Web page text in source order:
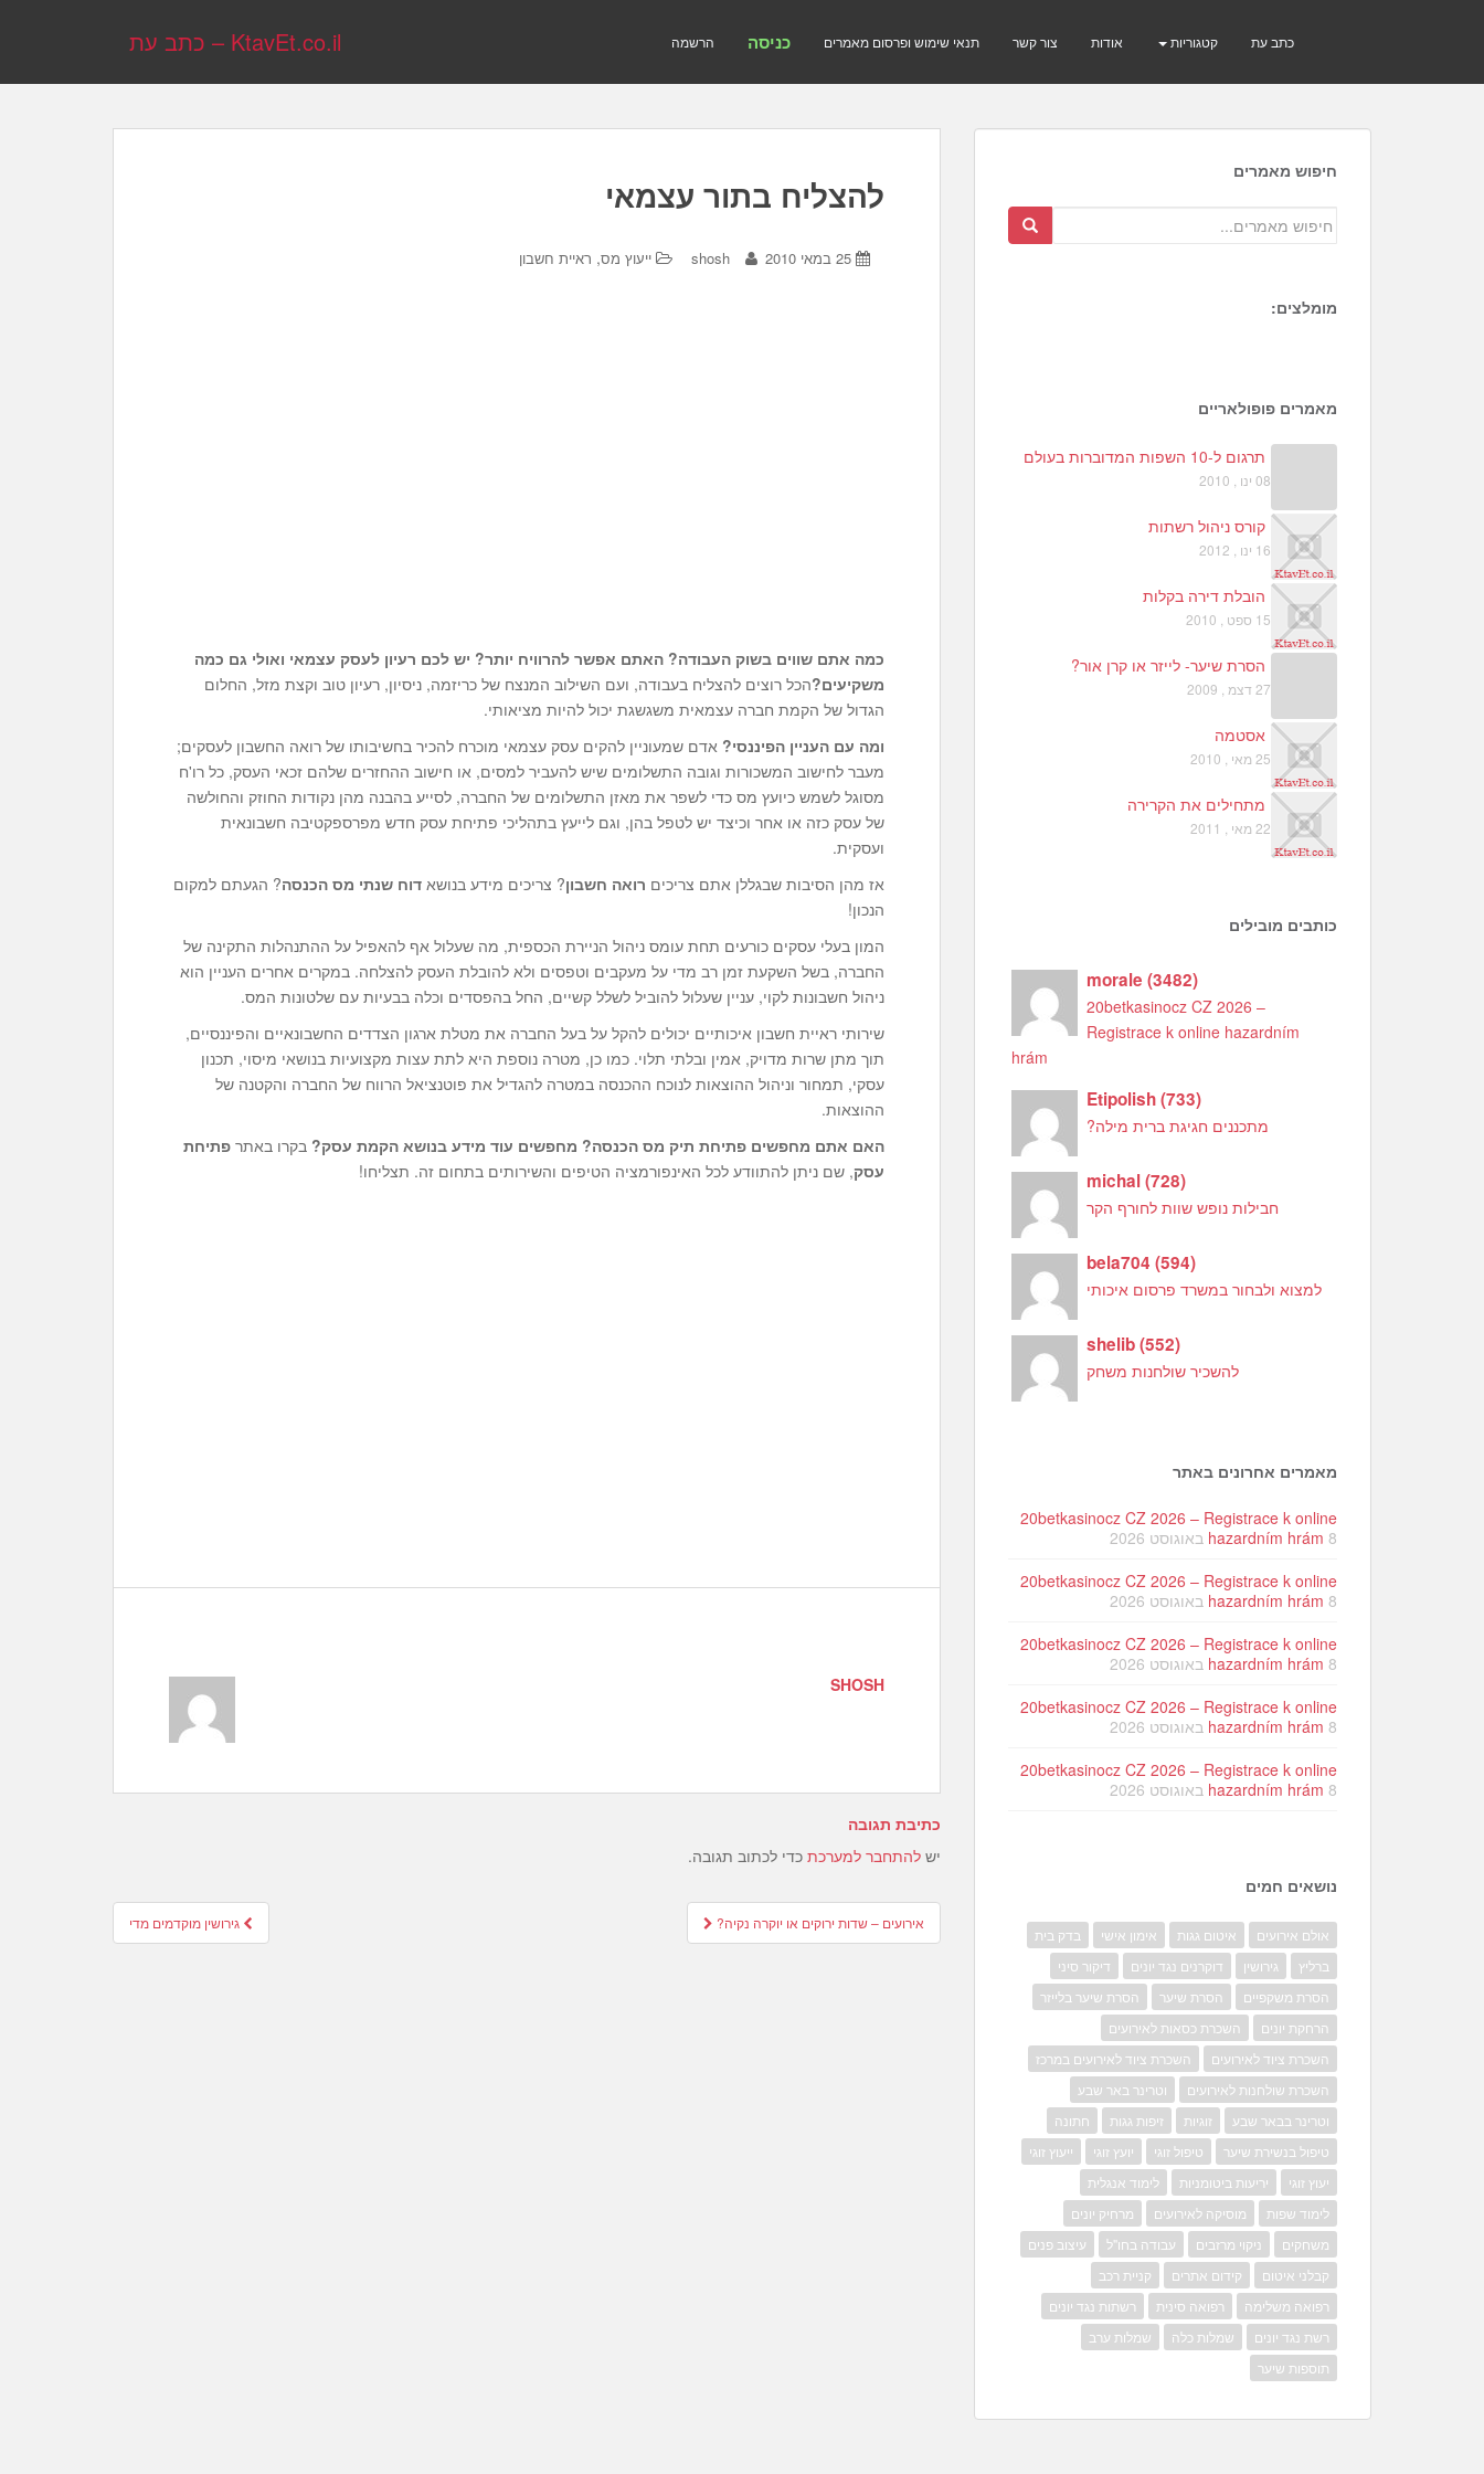
KtavEt.co.il – כתב עת הרשמה כניסה תנאי שימוש ופרסום מאמרים צור קשר אודות קטגוריות כתב עת
להצליח בתור עצמאי
25 במאי 2010 shosh ייעוץ מס, ראיית חשבון
כמה אתם שווים בשוק העבודה? האתם אפשר להרוויח יותר? יש לכם רעיון לעסק עצמאי ואולי גם כמה
משקיעים?הכל רוצים להצליח בעבודה, ועם השילוב המנצח של כריזמה, ניסיון, רעיון טוב וקצת מזל, החלום
הגדול של הקמת חברה עצמאית משגשגת יכול להיות מציאותי.
ומה עם העניין הפיננסי? אדם שמעוניין להקים עסק עצמאי מוכרח להכיר בחשיבותו של רואה החשבון לעסקים;
מעבר לחישוב המשכורות וגובה התשלומים שיש להעביר למסים, או חישוב ההחזרים שלהם זכאי העסק, כל רו'ח
מסוגל לשמש כיועץ מס כדי לשפר את מאזן התשלומים של החברה, לסייע בהבנה מהן נקודות החוזק והחולשה
של עסק כזה או אחר וכיצד יש לטפל בהן, וגם לייעץ בתהליכי פתיחת עסק חדש מפרספקטיבה חשבונאית
ועסקית.
אז מהן הסיבות שבגללן אתם צריכים רואה חשבון? צריכים מידע בנושא דוח שנתי מס הכנסה? הגעתם למקום
הנכון!
המון בעלי עסקים כורעים תחת עומס ניהול הניירת הכספית, מה שעלול אף להאפיל על ההתנהלות התקינה של
החברה, בשל השקעת זמן רב מדי על מעקבים וטפסים ולא להובלת העסק להצלחה. במקרים אחרים העניין הוא
ניהול חשבונות לקוי, עניין שעלול להוביל לשלל קשיים, החל בהפסדים וכלה בבעיות עם שלטונות המס.
שירותי ראיית חשבון איכותיים יכולים להקל על בעל החברה את מטלת ארגון הצדדים החשבונאיים והפיננסיים,
תוך מתן שרות מדויק, אמין ובלתי תלוי. כמו כן, מטרה נוספת היא לתת עצות מקצועיות בנושאי מיסוי, תכנון
עסקי, תמחור וניהול ההוצאות לנוכח ההכנסה במטרה להגדיל את פוטנציאל הרווח של החברה והקטנה של
ההוצאות.
האם אתם מחפשים פתיחת תיק מס הכנסה? מחפשים עוד מידע בנושא הקמת עסק? בקרו באתר פתיחת
עסק, שם ניתן להתוודע לכל האינפורמציה הטיפים והשירותים בתחום זה. תצליחו!
SHOSH
כתיבת תגובה
יש להתחבר למערכת כדי לכתוב תגובה.
Post
navigation
גירושין מוקדמים מדי אירועים – שדות ירוקים או יוקרה נקיה?
חיפוש מאמרים
מומלצים:
4
מאמרים פופולאריים
תרגום ל-10 השפות המדוברות בעולם
08 ינו , 2010
קורס ניהול רשתות
16 ינו , 2012
הובלת דירה בקלות
15 ספט , 2010
הסרת שיער- לייזר או קרן אור?
27 דצמ , 2009
אסטמה
25 מאי , 2010
מתחילים את הקרירה
22 מאי , 2011
כותבים מובילים
morale(3482)
20betkasinocz CZ 2026 –
Registrace k online hazardním
hrám
Etipolish(733)
מתכננים חגיגת ברית מילה?
michal(728)
חבילות נופש שוות לחורף הקר
bela704(594)
למצוא ולבחור במשרד פרסום איכותי
shelib(552)
להשכיר שולחנות משחק
מאמרים אחרונים באתר
20betkasinocz CZ 2026 – Registrace k online
hazardním hrám 8 באוגוסט 2026
20betkasinocz CZ 2026 – Registrace k online
hazardním hrám 8 באוגוסט 2026
20betkasinocz CZ 2026 – Registrace k online
hazardním hrám 8 באוגוסט 2026
20betkasinocz CZ 2026 – Registrace k online
hazardním hrám 8 באוגוסט 2026
20betkasinocz CZ 2026 – Registrace k online
hazardním hrám 8 באוגוסט 2026
נושאים חמים
אולם אירועים איטום גגות אימון אישי
בדק בית
ברליץ
גירושין דוקרנים נגד יונים
דיקור סיני
הסרת משקפיים
הסרת שיער
הסרת שיער בלייזר
הרחקת יונים
השכרת כסאות לאירועים
השכרת ציוד לאירועים
השכרת ציוד לאירועים במרכז
השכרת שולחנות לאירועים
וטרינר באר שבע
וטרינר בבאר שבע
זוגיות זיפות גגות
חתונה
טיפול בנשירת שיער
טיפול זוגי יועץ זוגי
ייעוץ זוגי
יעוץ זוגי
יריעות ביטומניות
לימוד אנגלית
לימוד שפות
מוסיקה לאירועים
מרחיק יונים
משחקים
ניקוי מרזבים עבודה בחו"ל
עיצוב פנים
קבלני איטום
קידום אתרים
קניית רכב
רפואה משלימה
רפואה סינית
רשתות נגד יונים
רשת נגד יונים
שמלות כלה
שמלות ערב
תוספות שיער